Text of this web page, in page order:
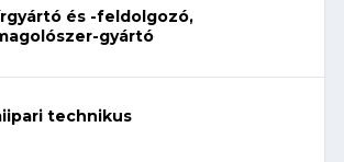
és -feldolgozó,
gyártó
technikus